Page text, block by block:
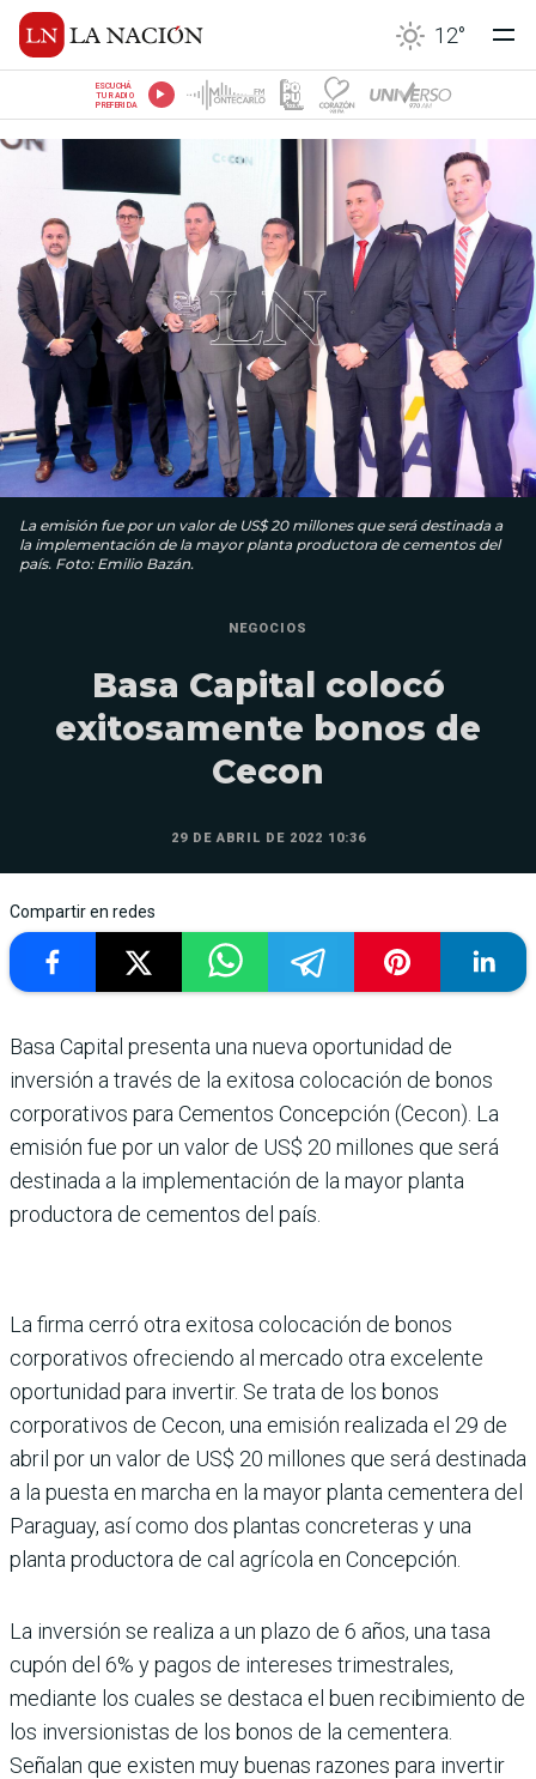
12°
ESCUCHÁ
TU RADIO
PREFERIDA
La emisión fue por un valor de US$ 20 millones que será destinada a
la implementación de la mayor planta productora de cementos del
país. Foto: Emilio Bazán.
NEGOCIOS
Basa Capital colocó
exitosamente bonos de
Cecon
29 DE ABRIL DE 2022 10:36
Compartir en redes
Basa Capital presenta una nueva oportunidad de
inversión a través de la exitosa colocación de bonos
corporativos para Cementos Concepción (Cecon). La
emisión fue por un valor de US$ 20 millones que será
destinada a la implementación de la mayor planta
productora de cementos del país.
La firma cerró otra exitosa colocación de bonos
corporativos ofreciendo al mercado otra excelente
oportunidad para invertir. Se trata de los bonos
corporativos de Cecon, una emisión realizada el 29 de
abril por un valor de US$ 20 millones que será destinada
a la puesta en marcha en la mayor planta cementera del
Paraguay, así como dos plantas concreteras y una
planta productora de cal agrícola en Concepción.
La inversión se realiza a un plazo de 6 años, una tasa
cupón del 6% y pagos de intereses trimestrales,
mediante los cuales se destaca el buen recibimiento de
los inversionistas de los bonos de la cementera.
Señalan que existen muy buenas razones para invertir